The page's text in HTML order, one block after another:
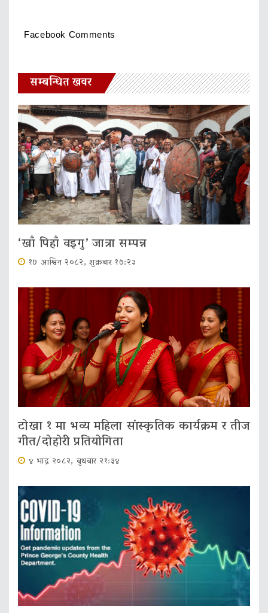
Facebook Comments
सम्बन्धित खवर
‘खाँ पिहाँ वइगु’ जात्रा सम्पन्न
१७ आश्विन २०८२, शुक्रबार १७:२३
टोखा १ मा भव्य महिला सांस्कृतिक कार्यक्रम र तीज
गीत/दोहोरी प्रतियोगिता
४ भाद्र २०८२, बुधबार २१:३४